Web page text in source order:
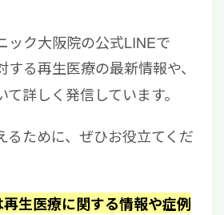
ック大阪院の公式LINEで
する再生医療の最新情報や、
詳しく発信しています。
るために、ぜひお役立てくだ
生医療に関する情報や症例